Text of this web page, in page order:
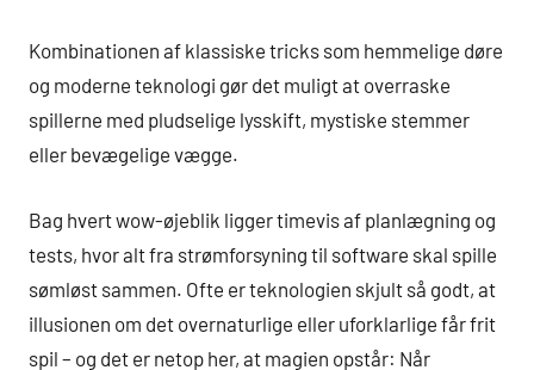
Kombinationen af klassiske tricks som hemmelige døre
og moderne teknologi gør det muligt at overraske
spillerne med pludselige lysskift, mystiske stemmer
eller bevægelige vægge.
Bag hvert wow-øjeblik ligger timevis af planlægning og
tests, hvor alt fra strømforsyning til software skal spille
sømløst sammen. Ofte er teknologien skjult så godt, at
illusionen om det overnaturlige eller uforklarlige får frit
spil – og det er netop her, at magien opstår: Når